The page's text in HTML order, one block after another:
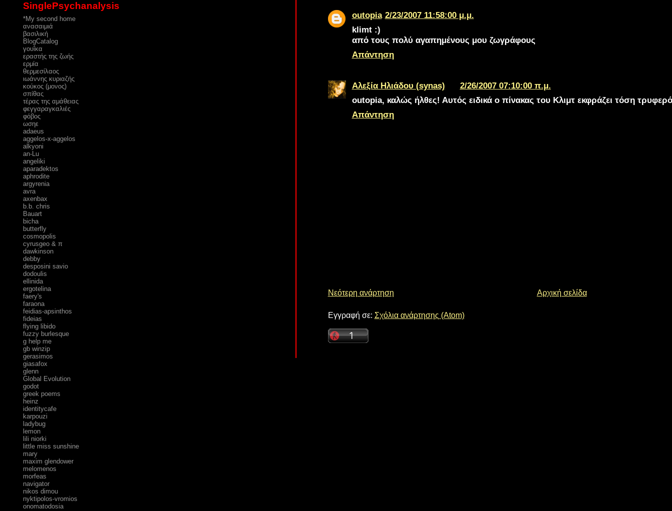
outopia 2/23/2007 11:58:00 μ.μ.
klimt :)
από τους πολύ αγαπημένους μου ζωγράφους
Απάντηση
Αλεξία Ηλιάδου (synas)
2/26/2007 07:10:00 π.μ.
outopia, καλώς ήλθες! Αυτός ειδικά ο πίνακας του Κλιμτ εκφράζει τόση
Απάντηση
Νεότερη ανάρτηση Αρχική σελίδα
Εγγραφή σε: Σχόλια ανάρτησης (Atom)
SinglePsychanalysis
*My second home
ανασαιμιά
βασιλική
ΒlogCatalog
γουΐκα
εραστής της ζωής
ερμία
θερμεσίλαος
ιωάννης κυριαζής
κούκος (μονος)
σπίθας
τέρας της αμάθειας
φεγγαραγκαλιές
φόβος
ωσηε
adaeus
aggelos-x-aggelos
alkyoni
an-Lu
angeliki
aparadektos
aphrodite
argyrenia
avra
axenbax
b.b. chris
Bauart
bicha
butterfly
cosmopolis
cyrusgeo & π
dawkinson
debby
desposini savio
dodoulis
ellinida
ergotelina
faery's
faraona
feidias-apsinthos
fideias
flying libido
fuzzy burlesque
g help me
gb winzip
gerasimos
giasafox
glenn
Global Evolution
godot
greek poems
heinz
identitycafe
karpouzi
ladybug
lemon
lili niorki
little miss sunshine
mary
maxim glendower
melomenos
morfeas
navigator
nikos dimou
nyktipolos-vromios
onomatodosia